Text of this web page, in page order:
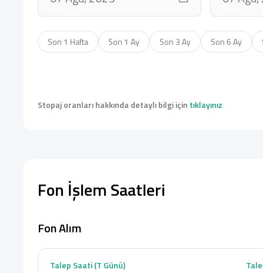
Son 1 Hafta Son 1 Ay Son 3 Ay Son 6 Ay
Stopaj oranları hakkında detaylı bilgi için tıklayınız
Fon İşlem Saatleri
Fon Alım
Talep Saati (T Günü)